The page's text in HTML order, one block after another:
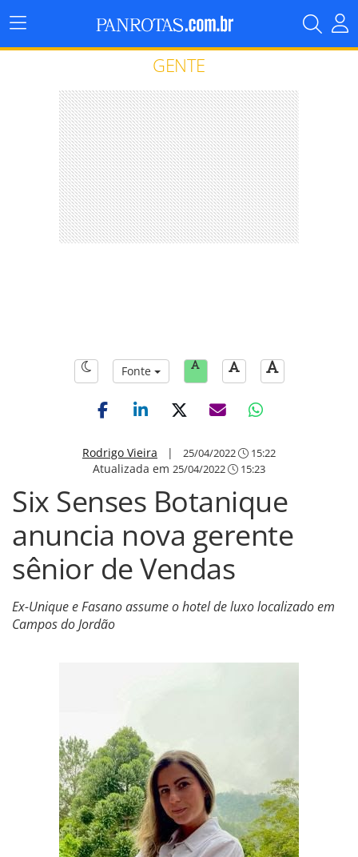
Menu
Principal
GENTE
Fonte
Rodrigo Vieira | 25/04/2022 15:22
Atualizada em 25/04/2022 15:23
Six Senses Botanique
anuncia nova gerente
sênior de Vendas
Ex-Unique e Fasano assume o hotel de luxo localizado em
Campos do Jordão